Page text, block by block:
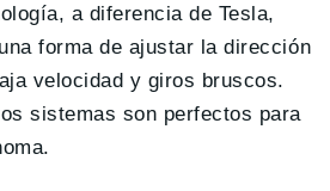
a diferencia de Tesla,
forma de ajustar la dirección
velocidad y giros bruscos.
sistemas son perfectos para